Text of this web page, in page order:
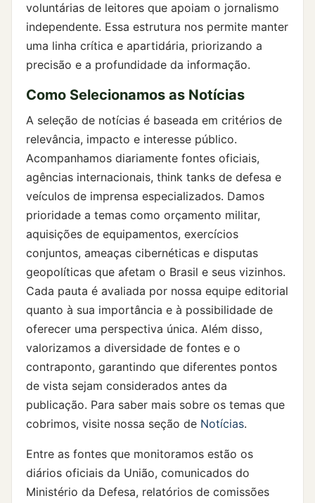
voluntárias de leitores que apoiam o jornalismo
independente. Essa estrutura nos permite manter
uma linha crítica e apartidária, priorizando a
precisão e a profundidade da informação.
Como Selecionamos as Notícias
A seleção de notícias é baseada em critérios de
relevância, impacto e interesse público.
Acompanhamos diariamente fontes oficiais,
agências internacionais, think tanks de defesa e
veículos de imprensa especializados. Damos
prioridade a temas como orçamento militar,
aquisições de equipamentos, exercícios
conjuntos, ameaças cibernéticas e disputas
geopolíticas que afetam o Brasil e seus vizinhos.
Cada pauta é avaliada por nossa equipe editorial
quanto à sua importância e à possibilidade de
oferecer uma perspectiva única. Além disso,
valorizamos a diversidade de fontes e o
contraponto, garantindo que diferentes pontos
de vista sejam considerados antes da
publicação. Para saber mais sobre os temas que
cobrimos, visite nossa seção de Notícias.
Entre as fontes que monitoramos estão os
diários oficiais da União, comunicados do
Ministério da Defesa, relatórios de comissões